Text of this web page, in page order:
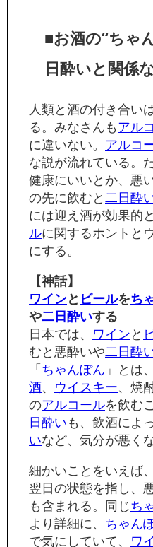
■お酒の“ちゃ
日酔いと関係
人類と酒の付き合い
る。みなさんもアル
に違いない。 アルコ
な説が流れている。
健康にいいとか、悪い
の先に飲むと 二日酔
には迎え酒が効果的
ルに関するホントと
にする。
【神話】
ワインと ビールをち
や二日酔いする
日本では、 ワインと
むと悪酔いや二日酔
「ちゃんぽん 」とは、
酒、 ウイスキー、焼
のアルコールを飲む
日酔いも、飲酒によ
いなど、気分が悪く
細かいことをいえば、
翌日の状態を指し、
も含まれる。同じち
より詳細に、 ちゃん
で気にしていて、 ワ